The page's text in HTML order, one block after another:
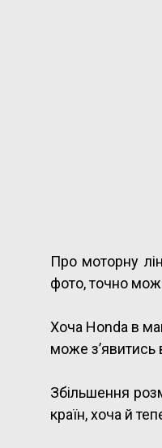
Про моторну
фото, точно
Хоча Honda в
може з’явитись
Збільшення
країн, хоча й